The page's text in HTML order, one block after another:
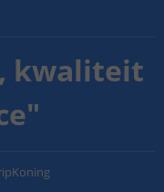
kwaliteit
"